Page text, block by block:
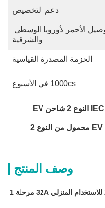
دعم التخصيص
والشرقية
الحزمة المصدرة القياسية
1000cs في الأسبوع
IEC 62196 النوع 2 شاحن EV
وصف المنتج
IEC 62196 شاحن محمول من النوع 2 للاستخدام المنزلي 32A مرحلة 1